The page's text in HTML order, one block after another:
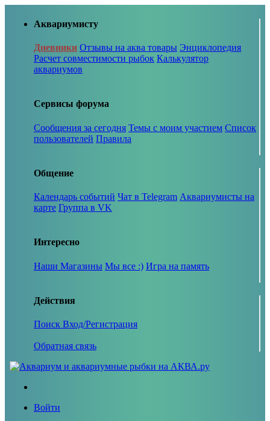
Аквариумисту
Дневники Отзывы на аква товары Энциклопедия
Расчет совместимости рыбок Калькулятор
аквариумов
Сервисы форума
Сообщения за сегодня Темы с моим участием Список
пользователей Правила
Общение
Календарь событий Чат в Telegram Аквариумисты на
карте Группа в VK
Интересно
Наши Магазины Мы все :) Игра на память
Действия
Поиск Вход/Регистрация
Обратная связь
Войти